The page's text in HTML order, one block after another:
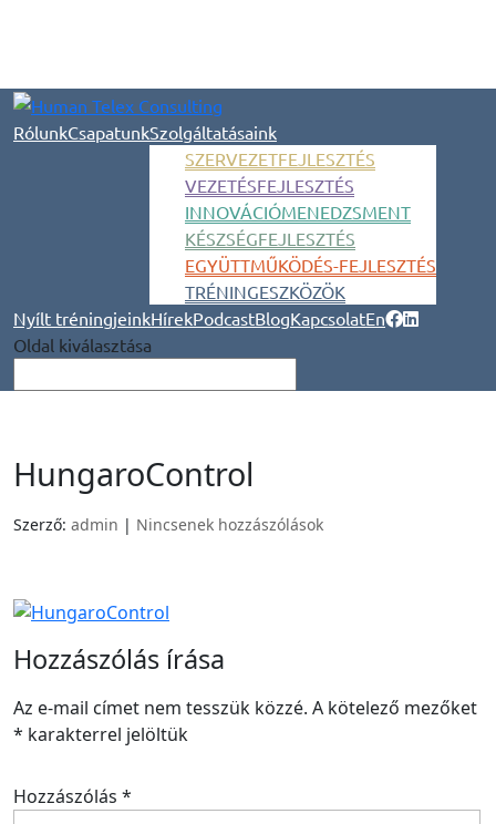
RólunkCsapatunkSzolgáltatásaink
SZERVEZETFEJLESZTÉS
VEZETÉSFEJLESZTÉS
INNOVÁCIÓMENEDZSMENT
KÉSZSÉGFEJLESZTÉS
EGYÜTTMŰKÖDÉS-FEJLESZTÉS
TRÉNINGESZKÖZÖK
Nyílt tréningjeinkHírekPodcastBlogKapcsolatEn
Oldal kiválasztása
HungaroControl
Szerző: admin | Nincsenek hozzászólások
Hozzászólás írása
Az e-mail címet nem tesszük közzé. A kötelező mezőket
* karakterrel jelöltük
Hozzászólás *